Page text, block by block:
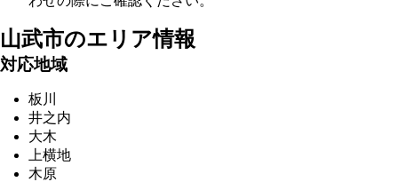
山武市のエリア情報
対応地域
板川
井之内
大木
上横地
木原